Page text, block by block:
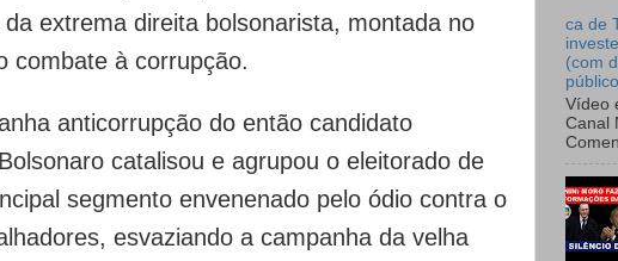
extrema direita bolsonarista, montada no
combate à corrupção.
anticorrupção do então candidato
catalisou e agrupou o eleitorado de
segmento envenenado pelo ódio contra o
esvaziando a campanha da velha
ca de
(com
Vídeo
Canal